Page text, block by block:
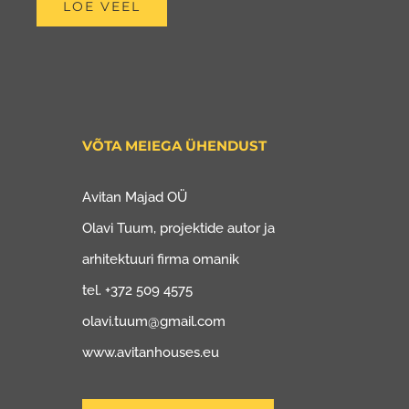
LOE VEEL
VÕTA MEIEGA ÜHENDUST
Avitan Majad OÜ
Olavi Tuum, projektide autor ja
arhitektuuri firma omanik
tel. +372 509 4575
olavi.tuum@gmail.com
www.avitanhouses.eu